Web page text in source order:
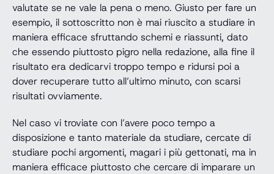
valutate se ne vale la pena o meno. Giusto per fare un
esempio, il sottoscritto non è mai riuscito a studiare in
maniera efficace sfruttando schemi e riassunti, dato
che essendo piuttosto pigro nella redazione, alla fine il
risultato era dedicarvi troppo tempo e ridursi poi a
dover recuperare tutto all’ultimo minuto, con scarsi
risultati ovviamente.
Nel caso vi troviate con l’avere poco tempo a
disposizione e tanto materiale da studiare, cercate di
studiare pochi argomenti, magari i più gettonati, ma in
maniera efficace piuttosto che cercare di imparare un